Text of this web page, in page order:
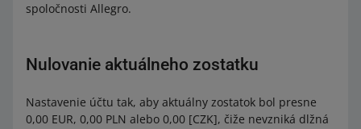
spoločnosti Allegro.
Nulovanie aktuálneho zostatku
Nastavenie účtu tak, aby aktuálny zostatok bol presne
0,00 EUR, 0,00 PLN alebo 0,00 [CZK], čiže nevzniká dlžná